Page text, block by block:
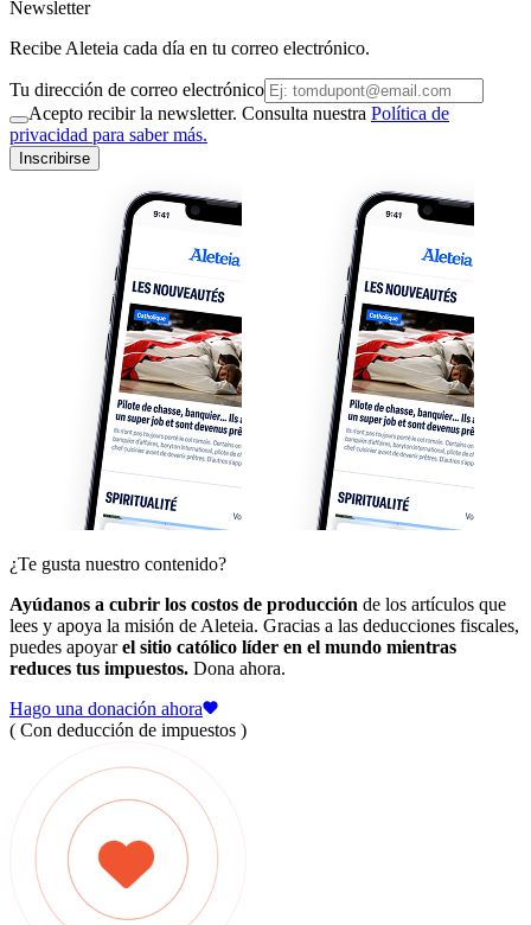
Newsletter
Recibe Aleteia cada día en tu correo electrónico.
Tu dirección de correo electrónico
Acepto recibir la newsletter. Consulta nuestra Política de
privacidad para saber más.
Inscribirse
¿Te gusta nuestro contenido?
Ayúdanos a cubrir los costos de producción de los artículos que
lees y apoya la misión de Aleteia. Gracias a las deducciones fiscales,
puedes apoyarel sitio católico líder en el mundo mientras
reduces tus impuestos. Dona ahora.
Hago una donación ahora
( Con deducción de impuestos )